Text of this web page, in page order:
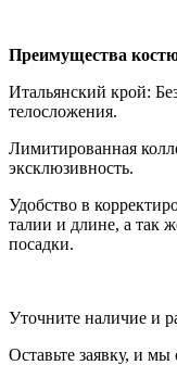
Преимущества
Итальянский крой:
телосложения.
Лимитированная
эксклюзивность.
Удобство в
талии и длине, а так
посадки.
Уточните наличие и
Оставьте заявку, и